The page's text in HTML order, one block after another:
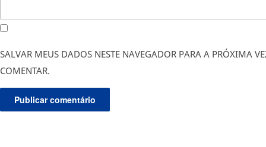
SALVAR MEUS DADOS NESTE NAVEGADOR PARA A PRÓXIMA
COMENTAR.